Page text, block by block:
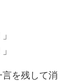
を残して消